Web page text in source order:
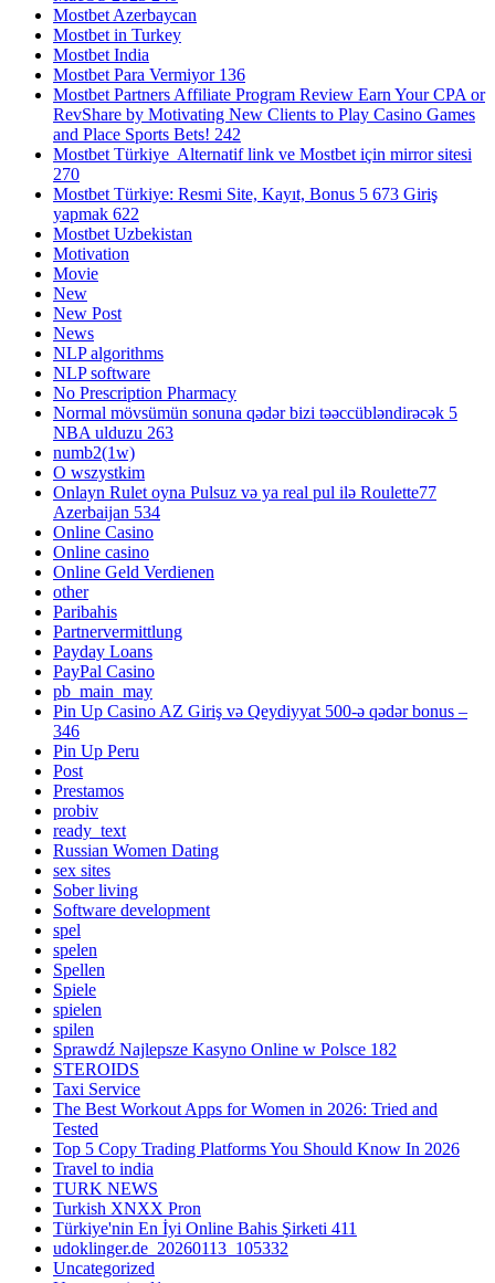
Mostbet Azerbaycan
Mostbet in Turkey
Mostbet India
Mostbet Para Vermiyor 136
Mostbet Partners Affiliate Program Review Earn Your CPA or
RevShare by Motivating New Clients to Play Casino Games
and Place Sports Bets! 242
Mostbet Türkiye ️ Alternatif link ve Mostbet için mirror sitesi
270
Mostbet Türkiye: Resmi Site, Kayıt, Bonus 5 673 Giriş
yapmak 622
Mostbet Uzbekistan
Motivation
Movie
New
New Post
News
NLP algorithms
NLP software
No Prescription Pharmacy
Normal mövsümün sonuna qədər bizi təəccübləndirəcək 5
NBA ulduzu 263
numb2(1w)
O wszystkim
Onlayn Rulet oyna Pulsuz və ya real pul ilə Roulette77
Azerbaijan 534
Online Casino
Online casino
Online Geld Verdienen
other
Paribahis
Partnervermittlung
Payday Loans
PayPal Casino
pb_main_may
Pin Up Casino AZ Giriş və Qeydiyyat 500-ə qədər bonus –
346
Pin Up Peru
Post
Prestamos
probiv
ready_text
Russian Women Dating
sex sites
Sober living
Software development
spel
spelen
Spellen
Spiele
spielen
spilen
Sprawdź Najlepsze Kasyno Online w Polsce 182
STEROIDS
Taxi Service
The Best Workout Apps for Women in 2026: Tried and
Tested
Top 5 Copy Trading Platforms You Should Know In 2026
Travel to india
TURK NEWS
Turkish XNXX Pron
Türkiye'nin En İyi Online Bahis Şirketi 411
udoklinger.de_20260113_105332
Uncategorized